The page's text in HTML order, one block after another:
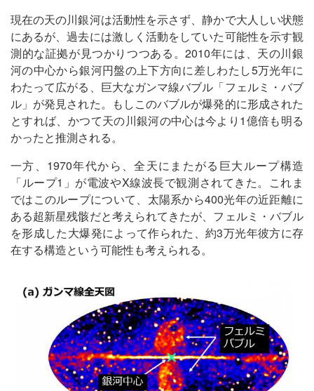
現在の天の川銀河は活動性を示さず、静かで大人しい状態
にあるが、過去には激しく活動をしていた可能性を示す観
測的な証拠が見つかりつつある。2010年には、天の川銀
河の中心から銀河円盤の上下方向に差しわたし5万光年に
わたって広がる、巨大なガンマ線バブル「フェルミ・バブ
ル」が発見された。もしこのバブルが爆発的に形成された
とすれば、かつて天の川銀河の中心は今より1億倍も明る
かったと推測される。
一方、1970年代から、全天にまたがる巨大ループ構造
「ループ1」が電波やX線波長で観測されてきた。これま
ではこのループについて、太陽系から400光年の近距離に
ある超新星残骸だと考えられてきたが、フェルミ・バブル
を形成した大爆発によって作られた、約3万光年彼方に存
在する構造という可能性も考えられる。